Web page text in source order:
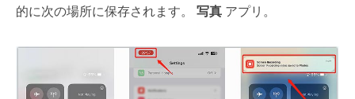
的に次の場所に保存されます。 写真 アプリ。